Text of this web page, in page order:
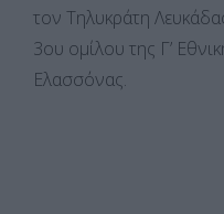
τον Τηλυκράτη
3ου ομίλου της Γ’
Ελασσόνας.